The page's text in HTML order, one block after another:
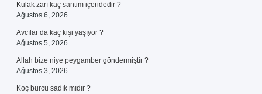
Kulak zarı kaç santim içeridedir ?
Ağustos 6, 2026
Avcılar’da kaç kişi yaşıyor ?
Ağustos 5, 2026
Allah bize niye peygamber göndermiştir ?
Ağustos 3, 2026
Koç burcu sadık mıdır ?